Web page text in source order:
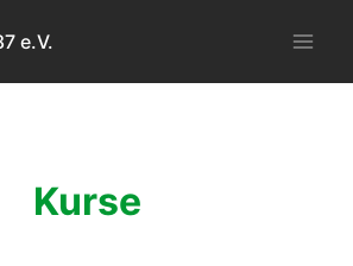
e.V.
Kurse